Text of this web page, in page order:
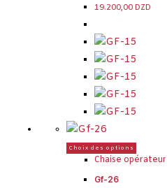
19.200,00 DZD
Choix des options
Chaise opérateur
Gf-26